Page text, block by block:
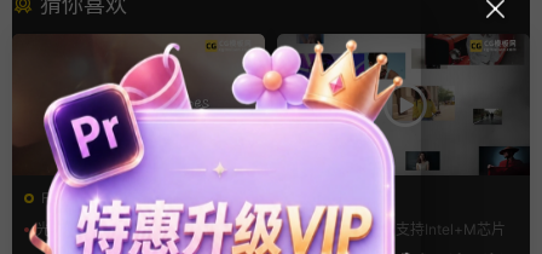
FCPX转场
光效
复古风
LOGO动画
支持Intel+M芯片